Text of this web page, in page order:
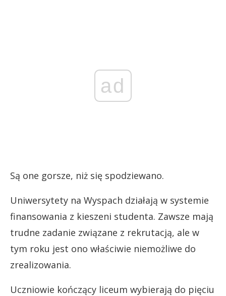
ad
Są one gorsze, niż się spodziewano.
Uniwersytety na Wyspach działają w systemie
finansowania z kieszeni studenta. Zawsze mają
trudne zadanie związane z rekrutacją, ale w
tym roku jest ono właściwie niemożliwe do
zrealizowania.
Uczniowie kończący liceum wybierają do pięciu